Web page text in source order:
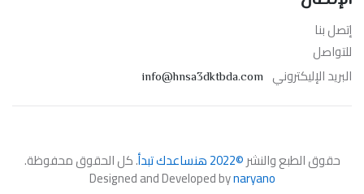
إتصل بنا
للتواصل
البريد الإليكتروني info@hnsa3dktbda.com
حقوق الطبع والنشر©2022 هنساعدك تبدأ . كل الحقوق محفوظة.
Designed and Developed bynaryano